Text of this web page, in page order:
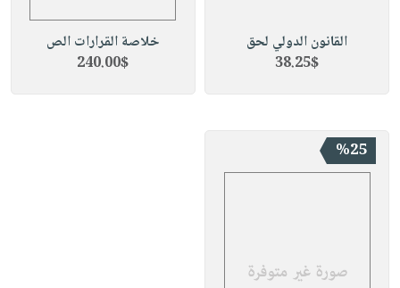
القانون الدولي لحق
38.25$
خلاصة القرارات الص
240.00$
%25